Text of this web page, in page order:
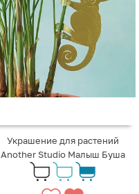
Украшение для растений
Another Studio Малыш Буша